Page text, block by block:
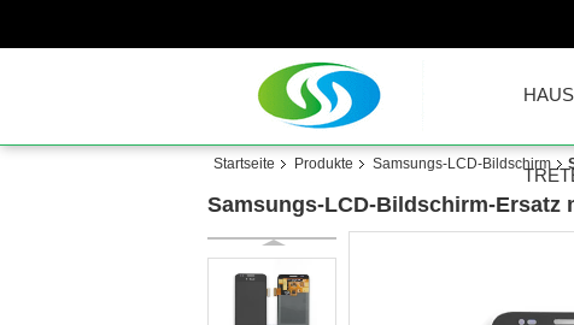
HAUS
Startseite Produkte Samsungs-LCD-Bildschirm
Samsungs-LCD-Bildschirm-Ersatz